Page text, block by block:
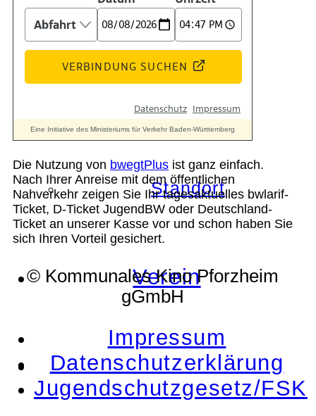
Geschichte
Standort
Verein
Suche
Die Nutzung von bwegtPlus ist ganz einfach.
Nach Ihrer Anreise mit dem öffentlichen
Nahverkehr zeigen Sie Ihr tagesaktuelles bwlarif-
Ticket, D-Ticket JugendBW oder Deutschland-
Ticket an unserer Kasse vor und schon haben Sie
sich Ihren Vorteil gesichert.
© Kommunales Kino Pforzheim
gGmbH
Impressum
Datenschutzerklärung
Jugendschutzgesetz/FSK